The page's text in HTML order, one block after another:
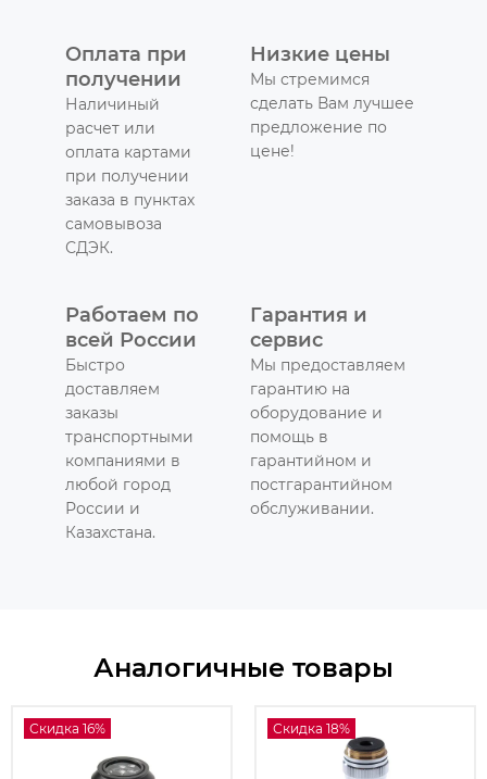
Оплата при
получении
Наличиный
расчет или
оплата картами
при получении
заказа в пунктах
самовывоза
СДЭК.
Низкие цены
Мы стремимся
сделать Вам лучшее
предложение по
цене!
Работаем по
всей России
Быстро
доставляем
заказы
транспортными
компаниями в
любой город
России и
Казахстана.
Гарантия и
сервис
Мы предоставляем
гарантию на
оборудование и
помощь в
гарантийном и
постгарантийном
обслуживании.
Аналогичные товары
Скидка 16% Скидка 18%